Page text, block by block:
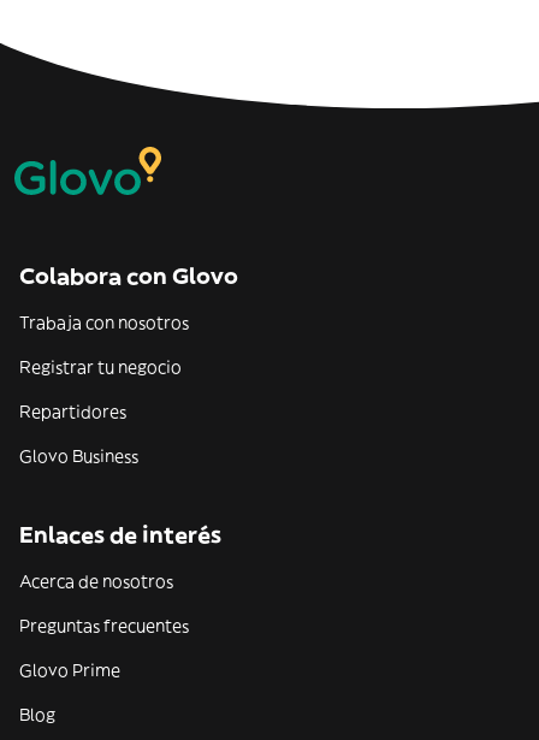
Colabora con Glovo
Trabaja con nosotros
Registrar tu negocio
Repartidores
Glovo Business
Enlaces de interés
Acerca de nosotros
Preguntas frecuentes
Glovo Prime
Blog